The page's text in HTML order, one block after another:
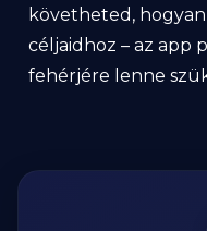
követheted,
céljaidhoz – az app
fehérjére lenne